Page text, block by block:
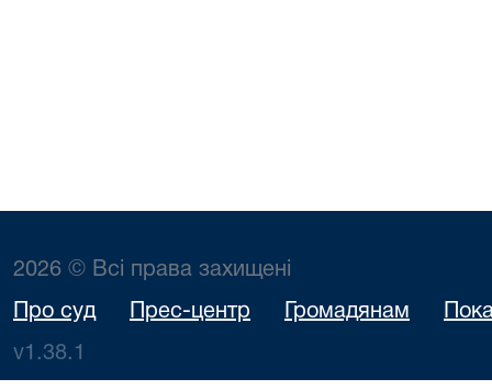
2026 © Всі права захищені
Про суд Прес-центр Громадянам
v1.38.1